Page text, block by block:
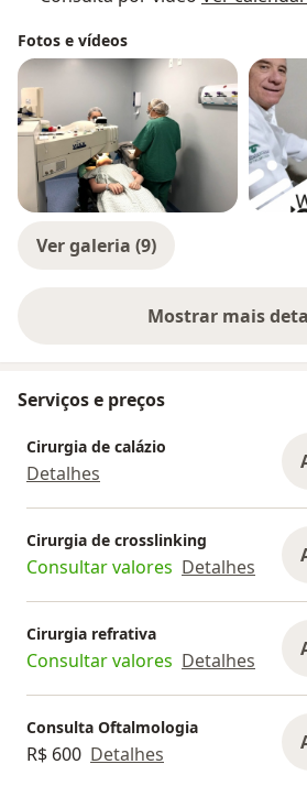
Fotos e vídeos
Ver galeria (9)
Mostrar maissobre
Serviços e preços
Cirurgia de calázio
Detalhes
Cirurgia de crosslinking
Consultar valores Detalhes
Cirurgia refrativa
Consultar valores Detalhes
Consulta Oftalmologia
R$ 600 Detalhes